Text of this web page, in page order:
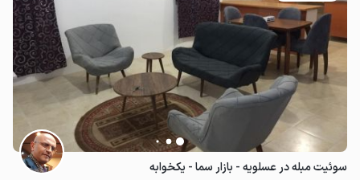
سوئیت مبله در عسلویه - بازار سما - یکخوابه